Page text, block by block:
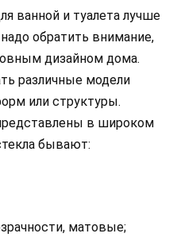
ванной и туалета лучше
обратить внимание,
дизайном дома.
различные модели
или структуры.
в широком
бывают:
матовые;